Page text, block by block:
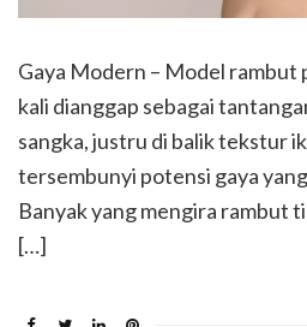
Gaya Modern – Model rambut
kali dianggap sebagai
sangka, justru di balik tekstur
tersembunyi potensi gaya
Banyak yang mengira rambut
[…]